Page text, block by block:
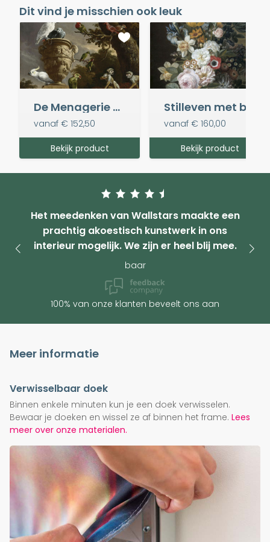
Dit vind je misschien ook leuk
De Menagerie - Melchior d' Hondecoeter
vanaf € 152,50
Bekijk product
vanaf € 160,00
Bekijk product
Het meedenken van Wallstars maakte een
prachtig akoestisch kunstwerk in ons
interieur mogelijk. We zijn er heel blij mee.
baar
100% van onze klanten beveelt ons aan
Meer informatie
Verwisselbaar doek
Binnen enkele minuten kun je een doek verwisselen.
Bewaar je doeken en wissel ze af binnen het frame. Lees
meer over onze materialen.